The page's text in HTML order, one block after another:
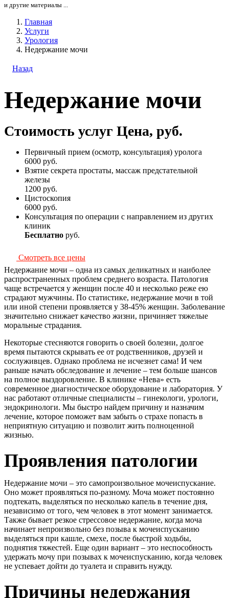
и другие материалы ...
Главная
Услуги
Урология
Недержание мочи
Назад
Недержание мочи
Стоимость услуг Цена, руб.
Первичный прием (осмотр, консультация) уролога
6000 руб.
Взятие секрета простаты, массаж предстательной
железы
1200 руб.
Цистоскопия
6000 руб.
Консультация по операции с направлением из других
клиник
Бесплатно руб.
Смотреть все цены
Недержание мочи – одна из самых деликатных и наиболее
распространенных проблем среднего возраста. Патология
чаще встречается у женщин после 40 и несколько реже ею
страдают мужчины. По статистике, недержание мочи в той
или иной степени проявляется у 38-45% женщин. Заболевание
значительно снижает качество жизни, причиняет тяжелые
моральные страдания.
Некоторые стесняются говорить о своей болезни, долгое
время пытаются скрывать ее от родственников, друзей и
сослуживцев. Однако проблема не исчезнет сама! И чем
раньше начать обследование и лечение – тем больше шансов
на полное выздоровление. В клинике «Нева» есть
современное диагностическое оборудование и лаборатория. У
нас работают отличные специалисты – гинекологи, урологи,
эндокринологи. Мы быстро найдем причину и назначим
лечение, которое поможет вам забыть о страхе попасть в
неприятную ситуацию и позволит жить полноценной
жизнью.
Проявления патологии
Недержание мочи – это самопроизвольное мочеиспускание.
Оно может проявляться по-разному. Моча может постоянно
подтекать, выделяться по несколько капель в течение дня,
независимо от того, чем человек в этот момент занимается.
Также бывает резкое стрессовое недержание, когда моча
начинает непроизвольно без позыва к мочеиспусканию
выделяться при кашле, смехе, после быстрой ходьбы,
поднятия тяжестей. Еще один вариант – это неспособность
удержать мочу при позывах к мочеиспусканию, когда человек
не успевает дойти до туалета и справить нужду.
Причины недержания